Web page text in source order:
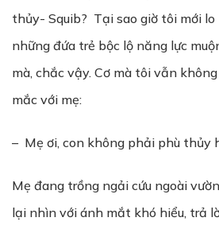
thủy- Squib? Tại sao giờ tôi mới lo
những đứa trẻ bộc lộ năng lực
mà, chắc vậy. Cơ mà tôi vẫn
mắc với mẹ:
– Mẹ ơi, con không phải phù thủy
Mẹ đang trồng ngải cứu ngoài
lại nhìn với ánh mắt khó hiểu, trả